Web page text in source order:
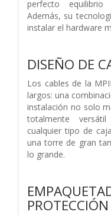
perfecto
Además, su
instalar el hardware
DISEÑO DE
Los cables de la
largos: una
instalación no solo
totalmente
cualquier tipo de
una torre de gran
lo grande.
PROTECCIÓN